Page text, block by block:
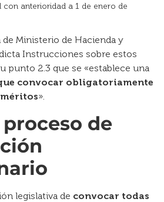
anterioridad a 1 de enero de
Ministerio de Hacienda y
Instrucciones sobre estos
punto 2.3 que se «establece una
convocar obligatoriamente
».
de
legislativa de convocar todas